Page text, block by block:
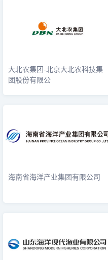
大北农集团-北京大北农科技集
团股份有限公
海南省海洋产业集团有限公司